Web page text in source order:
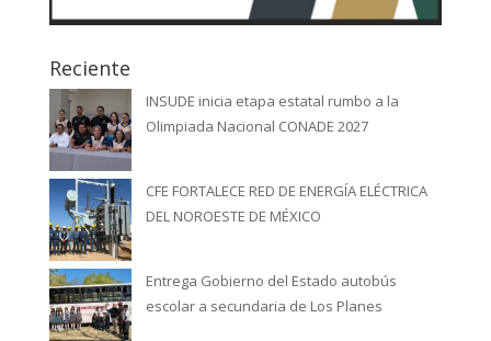
Reciente
INSUDE inicia etapa estatal rumbo a la
Olimpiada Nacional CONADE 2027
CFE FORTALECE RED DE ENERGÍA ELÉCTRICA
DEL NOROESTE DE MÉXICO
Entrega Gobierno del Estado autobús
escolar a secundaria de Los Planes